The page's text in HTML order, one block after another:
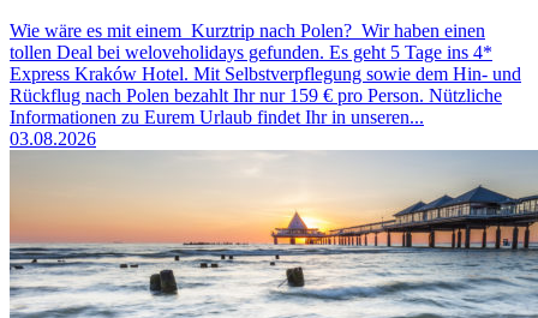
Wie wäre es mit einem Kurztrip nach Polen? Wir haben einen
tollen Deal bei weloveholidays gefunden. Es geht 5 Tage ins 4*
Express Kraków Hotel. Mit Selbstverpflegung sowie dem Hin- und
Rückflug nach Polen bezahlt Ihr nur 159 € pro Person. Nützliche
Informationen zu Eurem Urlaub findet Ihr in unseren...
03.08.2026